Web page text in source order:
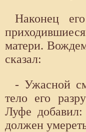
Наконец
матери.
сказал:
- Ужасной
тело его
Луфе
должен